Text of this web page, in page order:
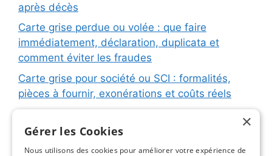
après décès
Carte grise perdue ou volée : que faire
immédiatement, déclaration, duplicata et
comment éviter les fraudes
Carte grise pour société ou SCI : formalités,
pièces à fournir, exonérations et coûts réels
immatriculation, fiche d’identification, plaques ×
Gérer les Cookies
Nous utilisons des cookies pour améliorer votre expérience de